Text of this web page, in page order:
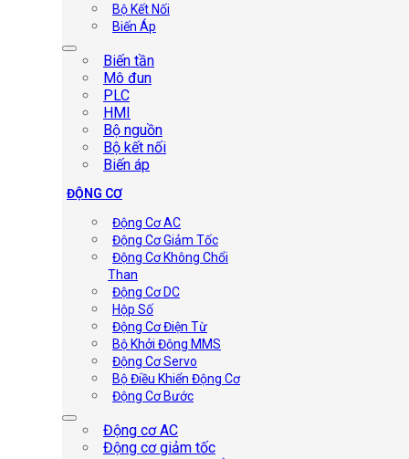
Bộ Kết Nối
Biến Áp
Biến tần
Mô đun
PLC
HMI
Bộ nguồn
Bộ kết nối
Biến áp
ĐỘNG CƠ
Động Cơ AC
Động Cơ Giảm Tốc
Động Cơ Không Chổi
Than
Động Cơ DC
Hộp Số
Động Cơ Điện Từ
Bộ Khởi Động MMS
Động Cơ Servo
Bộ Điều Khiển Động Cơ
Động Cơ Bước
Động cơ AC
Động cơ giảm tốc